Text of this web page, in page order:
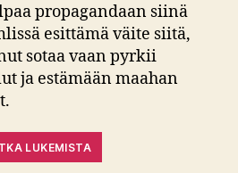
propagandaan siinä
esittämä väite siitä,
sotaa vaan pyrkii
ja estämään maahan
LUKEMISTA